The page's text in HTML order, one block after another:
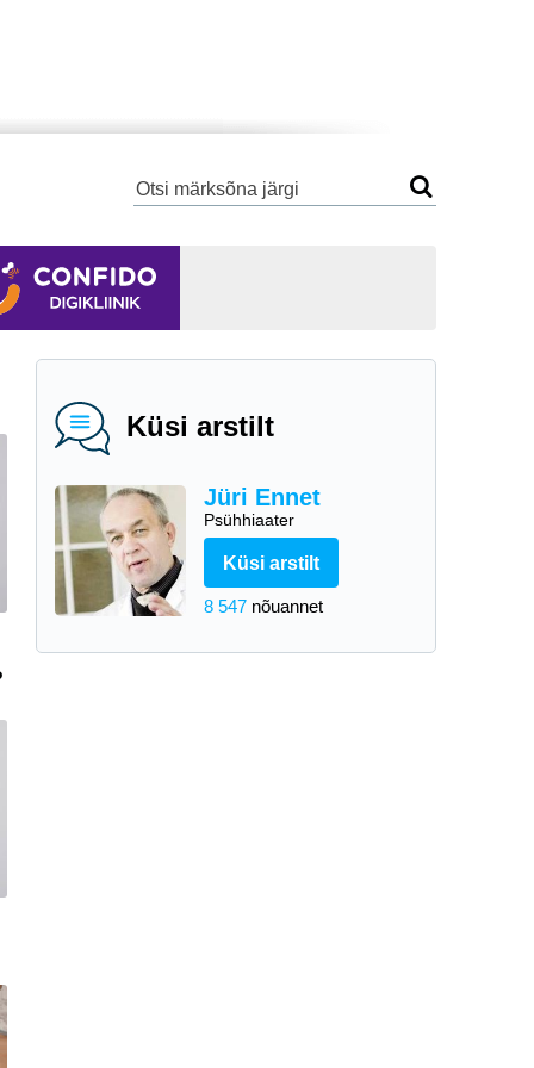
Küsi arstilt
Jüri Ennet
Psühhiaater
Küsi arstilt
8 547 nõuannet